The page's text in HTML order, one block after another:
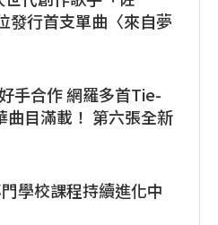
發行首支單曲〈來自夢
手合作 網羅多首Tie-
目滿載！ 第六張全新
學校課程持續進化中